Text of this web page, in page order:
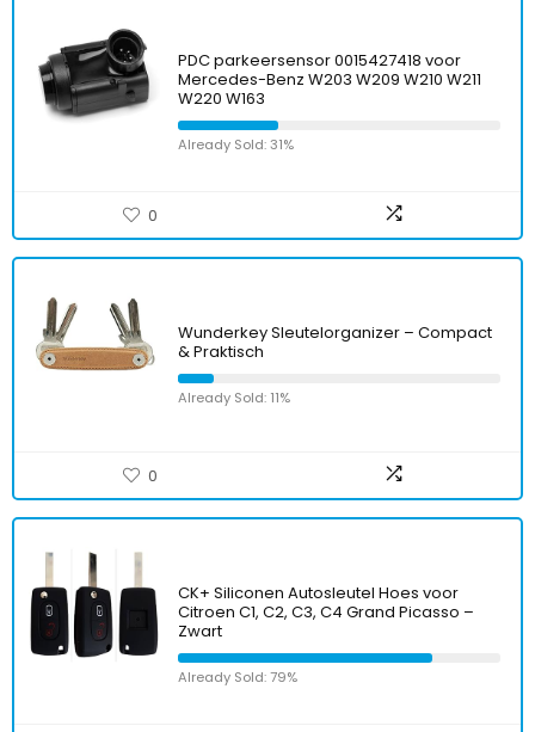
PDC parkeersensor 0015427418 voor
Mercedes-Benz W203 W209 W210 W211
W220 W163
Already Sold: 31%
0
Wunderkey Sleutelorganizer – Compact
& Praktisch
Already Sold: 11%
0
CK+ Siliconen Autosleutel Hoes voor
Citroen C1, C2, C3, C4 Grand Picasso –
Zwart
Already Sold: 79%